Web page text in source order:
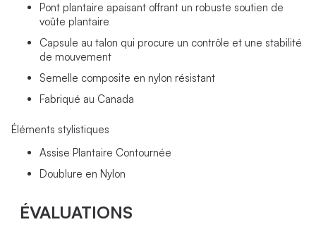
Pont plantaire apaisant offrant un robuste soutien de
voûte plantaire
Capsule au talon qui procure un contrôle et une stabilité
de mouvement
Semelle composite en nylon résistant
Fabriqué au Canada
Éléments stylistiques
Assise Plantaire Contournée
Doublure en Nylon
ÉVALUATIONS